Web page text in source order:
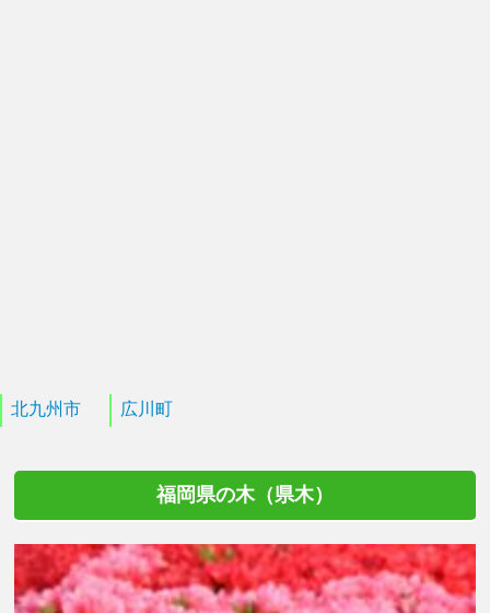
北九州市 広川町
福岡県の木（県木）